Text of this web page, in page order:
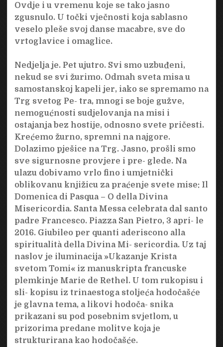
Ovdje i u vremenu koje se tako jasno
zgusnulo. U točki vječnosti koja sablasno
veselo pleše svoj danse macabre, sve do
vrtoglavice i omaglice.
Nedjelja je. Pet ujutro. Svi smo uzbuđeni,
nekud se svi žurimo. Odmah sveta misa u
samostanskoj kapeli jer, iako se spremamo na
Trg svetog Pe- tra, mnogi se boje gužve,
nemogućnosti sudjelovanja na misi i
ostajanja bez hostije, odnosno svete pričesti.
Krećemo žurno, spremni na najgore.
Dolazimo pješice na Trg. Jasno, prošli smo
sve sigurnosne provjere i pre- glede. Na
ulazu dobivamo vrlo fino i umjetnički
oblikovanu knjižicu za praćenje svete mise: Il
Domenica di Pasqua – O della Divina
Misericordia. Santa Messa celebrata dal santo
padre Francesco. Piazza San Pietro, 3 apri- le
2016. Giubileo per quanti aderiscono alla
spiritualità della Divina Mi- sericordia. Uz taj
naslov je iluminacija »Ukazanje Krista
svetom Tomi« iz manuskripta francuske
plemkinje Marie de Rethel. U tom rukopisu i
sli- kopisu iz trinaestoga stoljeća hodočašće
je glavna tema, a likovi hodoča- snika
prikazani su pod posebnim svjetlom, u
prizorima predane molitve koja je
strukturirana kao hodočašće.